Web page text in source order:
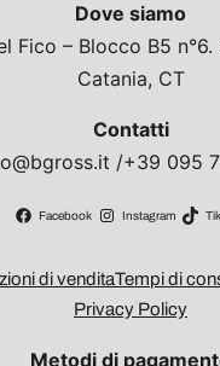
Dove siamo
Fico – Blocco B5 n°6.
Catania, CT
Contatti
/+39 095
Facebook Instagram
di venditaTempi di
Privacy Policy
Metodi di